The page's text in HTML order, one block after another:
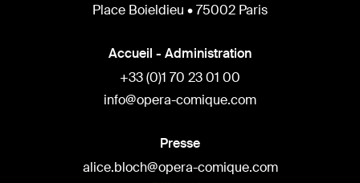
Place Boieldieu • 75002 Paris
Accueil - Administration
+33 (0)1 70 23 01 00
info@opera-comique.com
Presse
alice.bloch@opera-comique.com